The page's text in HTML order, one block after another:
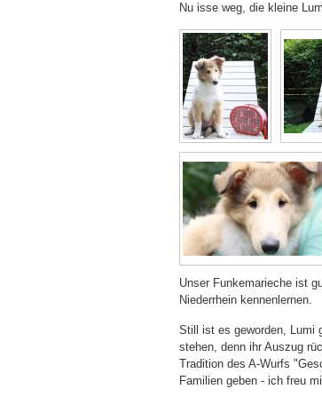
Nu isse weg, die kleine
Unser Funkemarieche ist
Niederrhein kennenlernen.
Still ist es geworden, Lumi
stehen, denn ihr Auszug
Tradition des A-Wurfs
Familien geben - ich freu